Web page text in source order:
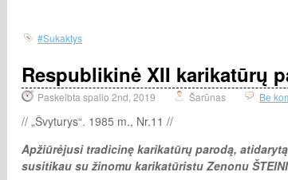
#Sukaktys
Respublikinė XII karikatūrų
Paskelbta spalio 2nd, 2019 Šarūnas Be
// „Švyturys“. 1985 m., Nr.11 //
Apžiūrėjusi tradicinę karikatūrų parodą,
susitikau su žinomu karikatūristu Zenonu